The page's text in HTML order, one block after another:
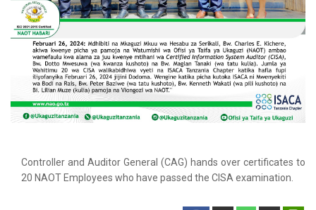
Controller and Auditor General (CAG) hands over certificates to
20 NAOT Employees who have passed the CISA examination.